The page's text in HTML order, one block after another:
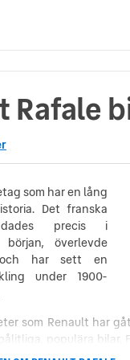
Rafale
som har en lång
Det franska
precis i
början, överlevde
har sett en
under 1900-
som Renault har
populära bilar.
stadsbilen 1992, till